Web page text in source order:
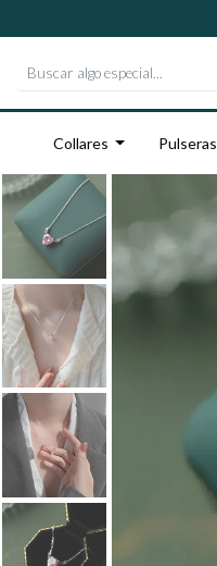
Collares Pulseras